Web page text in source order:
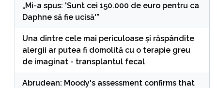
„Mi-a spus: 'Sunt cei 150.000 de euro pentru ca
Daphne să fie ucisă'”
Una dintre cele mai periculoase și răspândite
alergii ar putea fi domolită cu o terapie greu
de imaginat - transplantul fecal
Abrudean: Moody's assessment confirms that